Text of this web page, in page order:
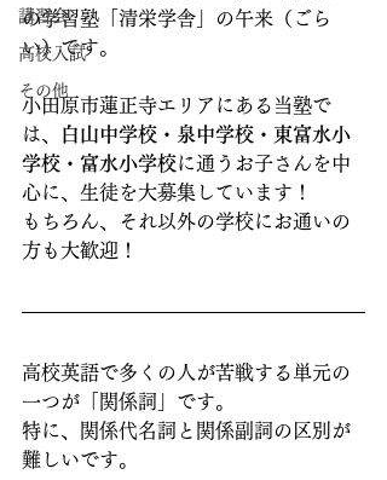
講習会
高校入試
その他
の学習塾「清栄学舎」の午来（ごら
い）です。
小田原市蓮正寺エリアにある当塾で
は、
白山中学校・泉中学校・東富水小
学校・富水小学校に通うお子さんを中
心に、生徒を大募集しています！
もちろん、それ以外の学校にお通いの
方も大歓迎！
高校英語で多くの人が苦戦する単元の
一つが「関係詞」です。
特に、関係代名詞と関係副詞の区別が
難しいです。